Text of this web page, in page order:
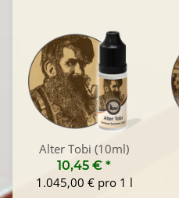
Alter Tobi (10ml)
10,45 € *
1.045,00 € pro 1 l